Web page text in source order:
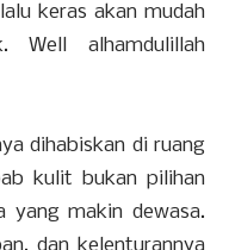
keras akan mudah
Well alhamdulillah
dihabiskan di ruang
kulit bukan pilihan
yang makin dewasa.